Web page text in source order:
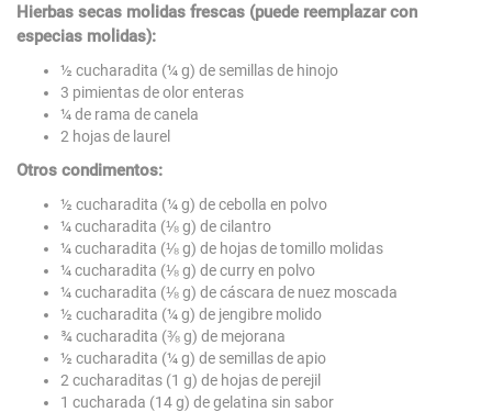
Hierbas secas molidas frescas (puede reemplazar con
especias molidas):
½ cucharadita (¼ g) de semillas de hinojo
3 pimientas de olor enteras
¼ de rama de canela
2 hojas de laurel
Otros condimentos:
½ cucharadita (¼ g) de cebolla en polvo
¼ cucharadita (⅛ g) de cilantro
¼ cucharadita (⅛ g) de hojas de tomillo molidas
¼ cucharadita (⅛ g) de curry en polvo
¼ cucharadita (⅛ g) de cáscara de nuez moscada
½ cucharadita (¼ g) de jengibre molido
¾ cucharadita (⅜ g) de mejorana
½ cucharadita (¼ g) de semillas de apio
2 cucharaditas (1 g) de hojas de perejil
1 cucharada (14 g) de gelatina sin sabor